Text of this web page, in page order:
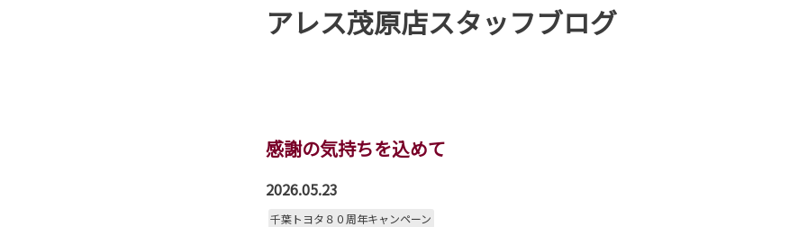
アレス茂原店スタッフブログ
感謝の気持ちを込めて
2026.05.23
千葉トヨタ８０周年キャンペーン